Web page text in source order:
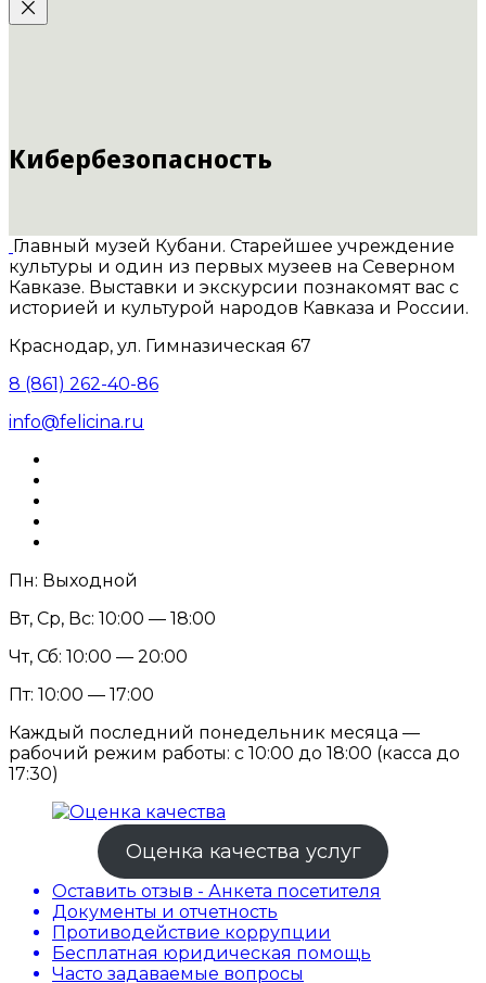
Кибербезопасность
Главный музей Кубани. Старейшее учреждение
культуры и один из первых музеев на Северном
Кавказе. Выставки и экскурсии познакомят вас с
историей и культурой народов Кавказа и России.
Краснодар, ул. Гимназическая 67
8 (861) 262-40-86
info@felicina.ru
Пн: Выходной
Вт, Ср, Вс: 10:00 — 18:00
Чт, Сб: 10:00 — 20:00
Пт: 10:00 — 17:00
Каждый последний понедельник месяца —
рабочий режим работы: с 10:00 до 18:00 (касса до
17:30)
Оценка качества услуг
Оставить отзыв - Анкета посетителя
Документы и отчетность
Противодействие коррупции
Бесплатная юридическая помощь
Часто задаваемые вопросы